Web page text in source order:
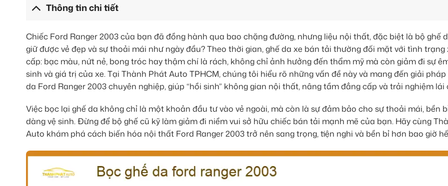
Thông tin chi tiết
Chiếc Ford Ranger 2003 của bạn đã đồng hành qua bao chặng đường, nhưng liệu nội thất, đặc biệt là bộ ghế
giữ được vẻ đẹp và sự thoải mái như ngày đầu? Theo thời gian, ghế da xe bán tải thường đối mặt với tình trạng
cấp: bạc màu, nứt nẻ, bong tróc hay thậm chí là rách, không chỉ ảnh hưởng đến thẩm mỹ mà còn giảm đi sự
sinh và giá trị của xe. Tại Thành Phát Auto TPHCM, chúng tôi hiểu rõ những vấn đề này và mang đến giải
da Ford Ranger 2003 chuyên nghiệp, giúp “hồi sinh” không gian nội thất, nâng tầm đẳng cấp và trải nghiệm lái
Việc bọc lại ghế da không chỉ là một khoản đầu tư vào vẻ ngoài, mà còn là sự đảm bảo cho sự thoải mái, bền
dàng vệ sinh. Đừng để bộ ghế cũ kỹ làm giảm đi niềm vui sở hữu chiếc bán tải mạnh mẽ của bạn. Hãy cùng
Auto khám phá cách biến hóa nội thất Ford Ranger 2003 trở nên sang trọng, tiện nghi và bền bỉ hơn bao giờ